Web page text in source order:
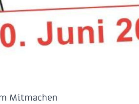
Mitmachen